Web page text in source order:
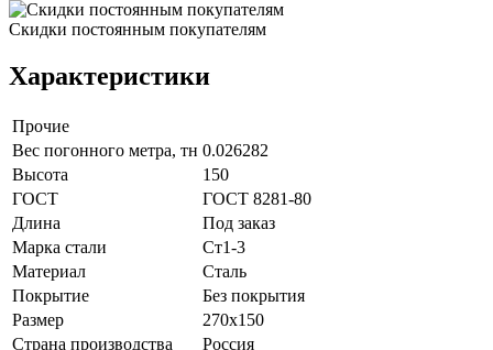
Скидки постоянным покупателям
Характеристики
Прочие
Вес погонного метра, тн 0.026282
Высота
150
ГОСТ
ГОСТ 8281-80
Длина
Под заказ
Марка стали
Ст1-3
Материал
Сталь
Покрытие
Без покрытия
Размер
270х150
Страна производства
Россия